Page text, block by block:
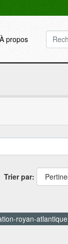
À propos
Trier par
royan-atlantique